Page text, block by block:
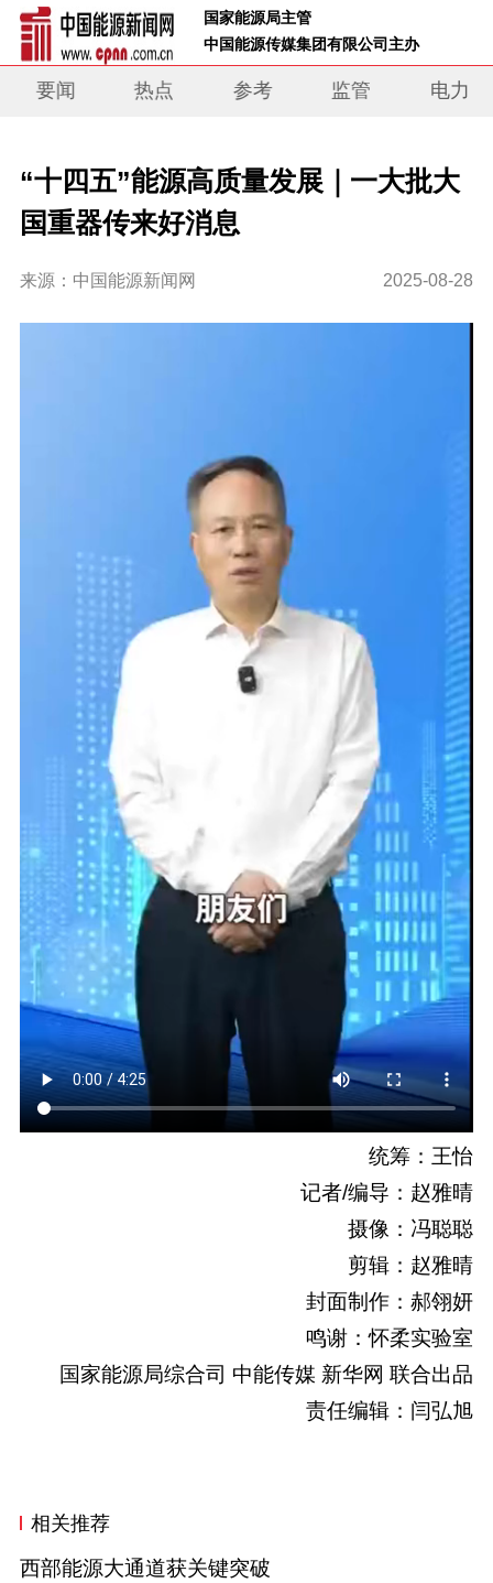
国家能源局主管
中国能源传媒集团有限公司主办
要闻 热点 参考 监管 电力
“十四五”能源高质量发展｜一大批大
国重器传来好消息
来源：中国能源新闻网 2025-08-28
统筹：王怡
记者/编导：赵雅晴
摄像：冯聪聪
剪辑：赵雅晴
封面制作：郝翎妍
鸣谢：怀柔实验室
国家能源局综合司 中能传媒 新华网 联合出品
责任编辑：闫弘旭
相关推荐
西部能源大通道获关键突破